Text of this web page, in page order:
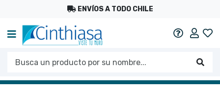
ENVÍOS A TODO CHILE
Mi
Busca un producto por su nombre...